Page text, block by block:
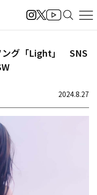
ング「Light」 SNS
2024.8.27